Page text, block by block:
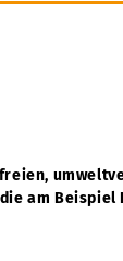
am Beispiel